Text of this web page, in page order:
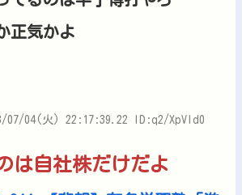
正気かよ
07/04(火) 22:17:39.22 ID:q2/XpVld0
は自社株だけだよ